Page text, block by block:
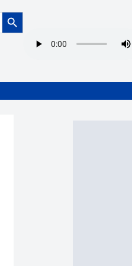
Botón de búsqueda